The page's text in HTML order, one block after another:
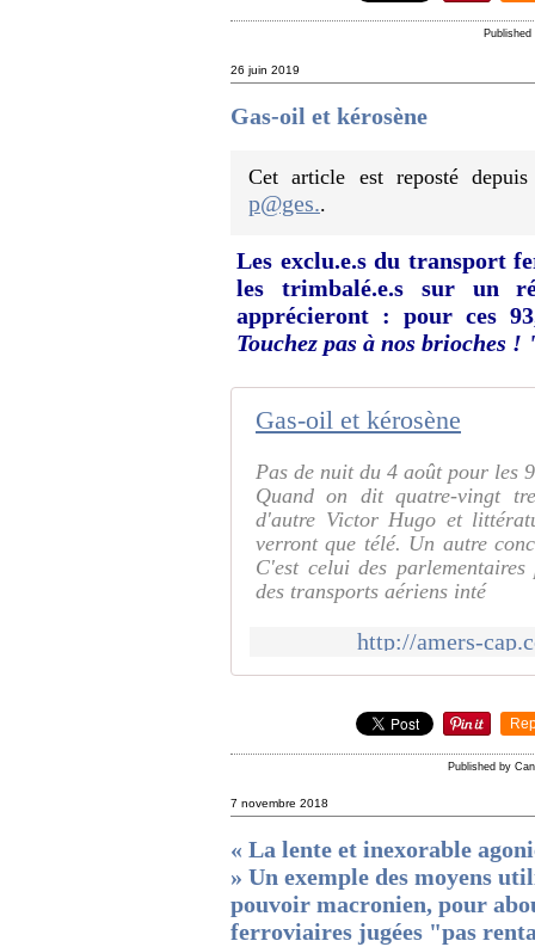
26 juin 2019
Gas-oil et kérosène
Cet article est reposté
p@ges..
Les exclu.e.s du transport
les trimbalé.e.s sur un
apprécieront : pour ces
Touchez pas à nos brioches !
Gas-oil et kérosène
Pas de nuit du 4 août pour les
Quand on dit quatre-vingt
d'autre Victor Hugo et
verront que télé. Un autre
C'est celui des
des transports aériens inté
http://amers-
Published by
7 novembre 2018
« La lente et inexorable
» Un exemple des moyens
pouvoir macronien, pour
ferroviaires jugées "pas